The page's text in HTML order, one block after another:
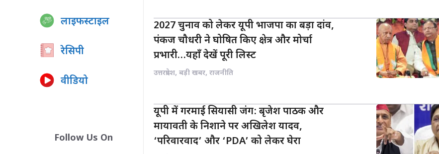
2027 चुनाव को लेकर यूपी भाजपा का बड़ा दांव,
पंकज चौधरी ने घोषित किए क्षेत्र और मोर्चा
प्रभारी…यहाँ देखें पूरी लिस्ट
उत्तरप्रदेश, बड़ी खबर, राजनीति
यूपी में गरमाई सियासी जंग: बृजेश पाठक और
मायावती के निशाने पर अखिलेश यादव,
‘परिवारवाद’ और ‘PDA’ को लेकर घेरा
लाइफस्टाइल
रेसिपी
वीडियो
Follow Us On